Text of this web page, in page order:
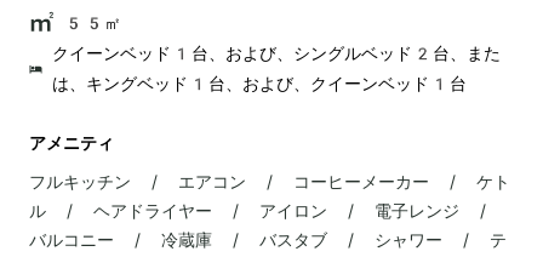
55㎡
クイーンベッド1台、および、シングルベッド2台、また
は、キングベッド1台、および、クイーンベッド1台
アメニティ
フルキッチン / エアコン / コーヒーメーカー / ケト
ル / ヘアドライヤー / アイロン / 電子レンジ /
バルコニー / 冷蔵庫 / バスタブ / シャワー / テ